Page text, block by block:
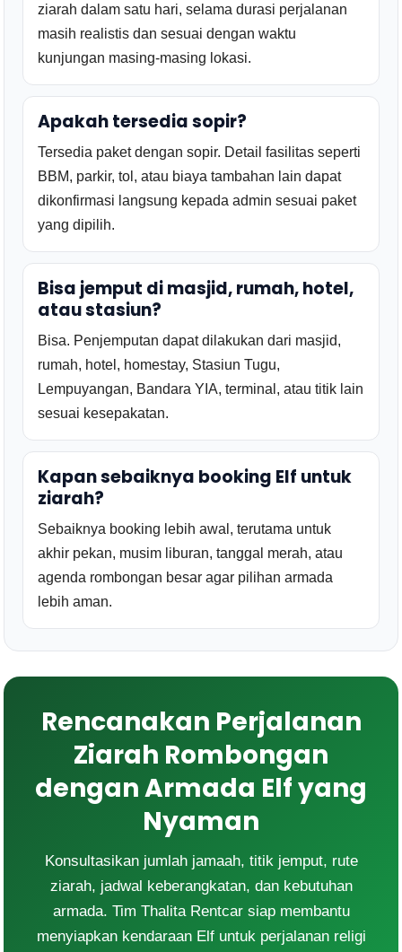
ziarah dalam satu hari, selama durasi perjalanan
masih realistis dan sesuai dengan waktu
kunjungan masing-masing lokasi.
Apakah tersedia sopir?
Tersedia paket dengan sopir. Detail fasilitas seperti
BBM, parkir, tol, atau biaya tambahan lain dapat
dikonfirmasi langsung kepada admin sesuai paket
yang dipilih.
Bisa jemput di masjid, rumah, hotel,
atau stasiun?
Bisa. Penjemputan dapat dilakukan dari masjid,
rumah, hotel, homestay, Stasiun Tugu,
Lempuyangan, Bandara YIA, terminal, atau titik lain
sesuai kesepakatan.
Kapan sebaiknya booking Elf untuk
ziarah?
Sebaiknya booking lebih awal, terutama untuk
akhir pekan, musim liburan, tanggal merah, atau
agenda rombongan besar agar pilihan armada
lebih aman.
Rencanakan Perjalanan
Ziarah Rombongan
dengan Armada Elf yang
Nyaman
Konsultasikan jumlah jamaah, titik jemput, rute
ziarah, jadwal keberangkatan, dan kebutuhan
armada. Tim Thalita Rentcar siap membantu
menyiapkan kendaraan Elf untuk perjalanan religi